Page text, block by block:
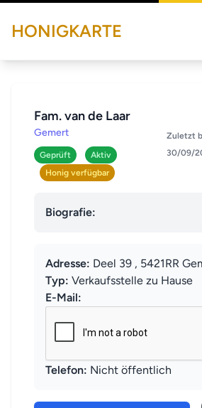
HONIGKARTE
Fam. van de Laar
Gemert
Geprüft
Aktiv
Honig verfügbar
Zuletzt
30/09/
Biografie:
Adresse: Deel 39 , 5421RR
Typ: Verkaufsstelle zu Hause
E-Mail:
Telefon: Nicht öffentlich